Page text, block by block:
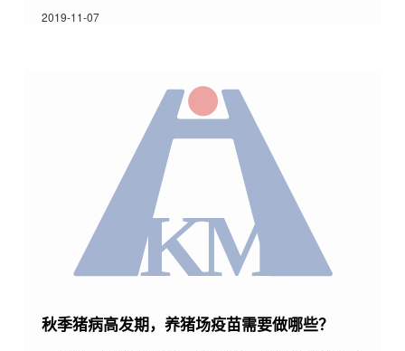
单的和大家分享一下水泥漏粪板的安装流程及要求，希望
安装位置线（每10米一个点），该线是水泥漏粪板安装边
2019-11-07
秋季猪病高发期，养猪场疫苗需要做哪些？